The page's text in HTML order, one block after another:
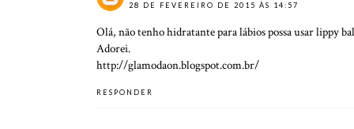
28 DE FEVEREIRO DE 2015 ÀS 14:57
Olá, não tenho hidratante para lábios possa usar lippy
Adorei.
http://glamodaon.blogspot.com.br/
RESPONDER